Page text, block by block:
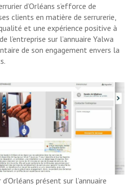
d’Orléans s’efforce de
clients en matière de serrurerie,
et une expérience positive à
l’entreprise sur l’annuaire Yalwa
de son engagement envers la
d’Orléans présent sur l’annuaire